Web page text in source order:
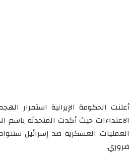
أعلنت الحكومة الإيرانية استمرار
الاعتداءات حيث أكدت المتحدثة باسم
العمليات العسكرية ضد إسرائيل
ضروري.